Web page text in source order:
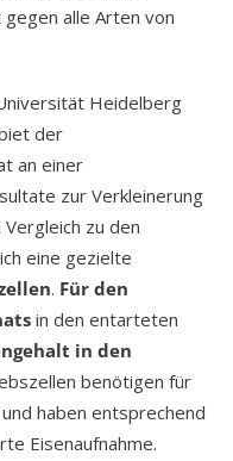
alle Arten von
Heidelberg
der
an einer
zur Verkleinerung
zu den
eine gezielte
. Für den
in den entarteten
in den
benötigen für
haben entsprechend
Eisenaufnahme.